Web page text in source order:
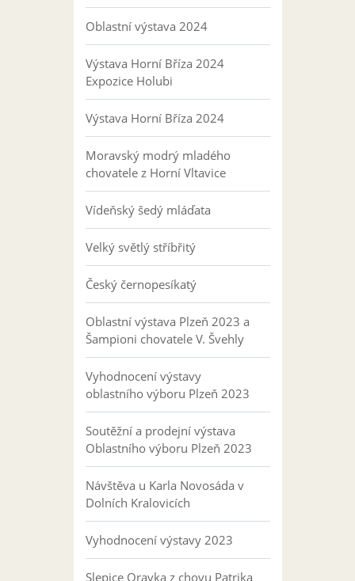
Oblastní výstava 2024
Výstava Horní Bříza 2024
Expozice Holubi
Výstava Horní Bříza 2024
Moravský modrý mladého
chovatele z Horní Vltavice
Vídeňský šedý mláďata
Velký světlý stříbřitý
Český černopesíkatý
Oblastní výstava Plzeň 2023 a
Šampioni chovatele V. Švehly
Vyhodnocení výstavy
oblastního výboru Plzeň 2023
Soutěžní a prodejní výstava
Oblastního výboru Plzeň 2023
Návštěva u Karla Novosáda v
Dolních Kralovicích
Vyhodnocení výstavy 2023
Slepice Oravka z chovu Patrika